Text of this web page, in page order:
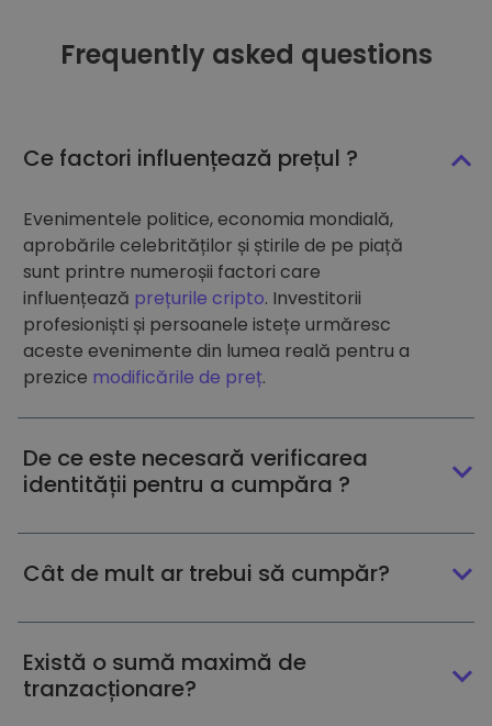
Frequently asked questions
Ce factori influențează prețul ?
Evenimentele politice, economia mondială,
aprobările celebrităților și știrile de pe piață
sunt printre numeroșii factori care
influențează prețurile cripto. Investitorii
profesioniști și persoanele istețe urmăresc
aceste evenimente din lumea reală pentru a
prezice modificările de preț.
De ce este necesară verificarea
identității pentru a cumpăra ?
Cât de mult ar trebui să cumpăr?
Există o sumă maximă de
tranzacționare?